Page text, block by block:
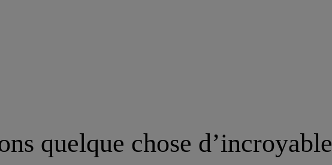
quelque chose d’incroyable